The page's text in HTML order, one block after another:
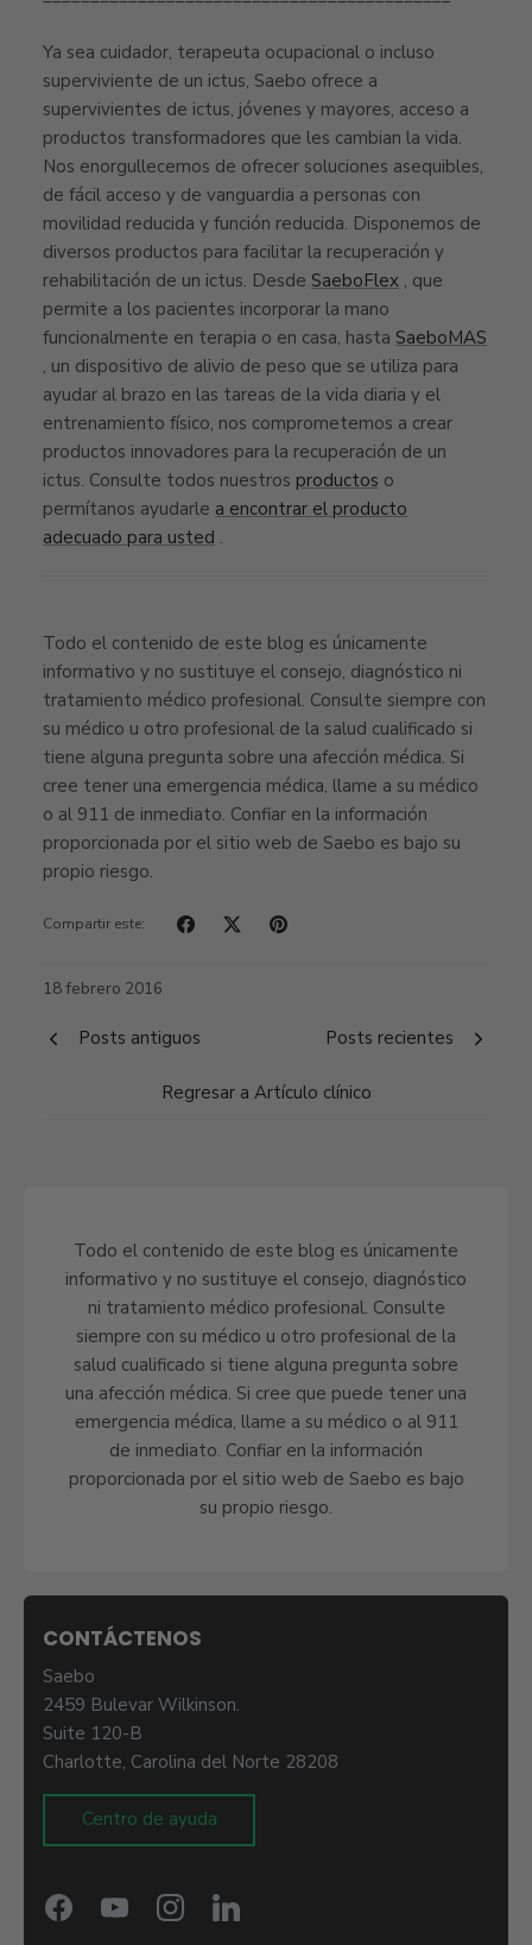
Ya sea cuidador, terapeuta ocupacional o incluso
superviviente de un ictus, Saebo ofrece a
supervivientes de ictus, jóvenes y mayores, acceso a
productos transformadores que les cambian la vida.
Nos enorgullecemos de ofrecer soluciones asequibles,
de fácil acceso y de vanguardia a personas con
movilidad reducida y función reducida. Disponemos de
diversos productos para facilitar la recuperación y
rehabilitación de un ictus. Desde SaeboFlex , que
permite a los pacientes incorporar la mano
funcionalmente en terapia o en casa, hasta SaeboMAS
, un dispositivo de alivio de peso que se utiliza para
ayudar al brazo en las tareas de la vida diaria y el
entrenamiento físico, nos comprometemos a crear
productos innovadores para la recuperación de un
ictus. Consulte todos nuestros productos o
permítanos ayudarle a encontrar el producto
adecuado para usted .
Todo el contenido de este blog es únicamente
informativo y no sustituye el consejo, diagnóstico ni
tratamiento médico profesional. Consulte siempre con
su médico u otro profesional de la salud cualificado si
tiene alguna pregunta sobre una afección médica. Si
cree tener una emergencia médica, llame a su médico
o al 911 de inmediato. Confiar en la información
proporcionada por el sitio web de Saebo es bajo su
propio riesgo.
Compartir este:
18 febrero 2016
Posts antiguos
Regresar a Artículo clínico
Posts recientes
Todo el contenido de este blog es únicamente
informativo y no sustituye el consejo, diagnóstico
ni tratamiento médico profesional. Consulte
siempre con su médico u otro profesional de la
salud cualificado si tiene alguna pregunta sobre
una afección médica. Si cree que puede tener una
emergencia médica, llame a su médico o al 911
de inmediato. Confiar en la información
proporcionada por el sitio web de Saebo es bajo
su propio riesgo.
CONTÁCTENOS
Saebo
2459 Bulevar Wilkinson.
Suite 120-B
Charlotte, Carolina del Norte 28208
Centro de ayuda